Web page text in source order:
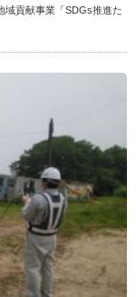
域貢献事業「SDGs推進た